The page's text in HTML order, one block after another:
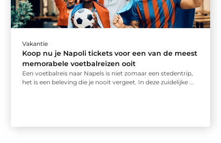
Vakantie
Koop nu je Napoli tickets voor een van de meest
memorabele voetbalreizen ooit
Een voetbalreis naar Napels is niet zomaar een stedentrip,
het is een beleving die je nooit vergeet. In deze zuidelijke ...